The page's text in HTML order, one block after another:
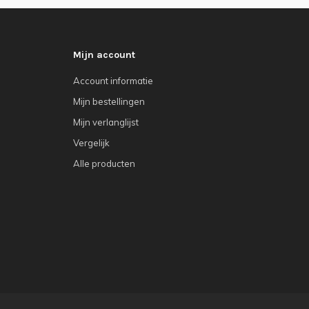
Mijn account
Account informatie
Mijn bestellingen
Mijn verlanglijst
Vergelijk
Alle producten